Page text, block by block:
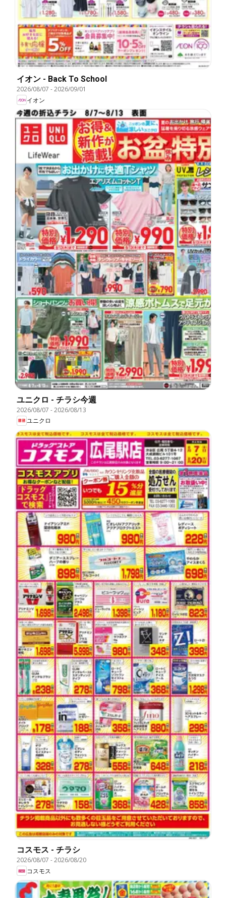
イオン - Back To School
2026/08/07 -2026/09/01
イオン
ユニクロ - チラシ今週
2026/08/07 -2026/08/13
ユニクロ
コスモス - チラシ
2026/08/07 -2026/08/20
コスモス